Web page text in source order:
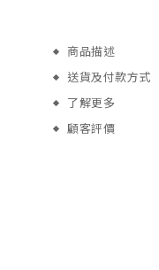
商品描述
送貨及付款方式
了解更多
顧客評價